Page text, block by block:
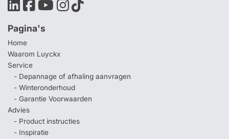
Pagina's
Home
Waarom Luyckx
Service
- Depannage of afhaling aanvragen
- Winteronderhoud
- Garantie Voorwaarden
Advies
- Product instructies
- Inspiratie